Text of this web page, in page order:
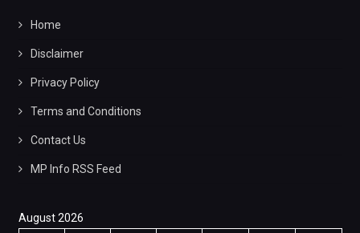
Home
Disclaimer
Privacy Policy
Terms and Conditions
Contact Us
MP Info RSS Feed
August 2026